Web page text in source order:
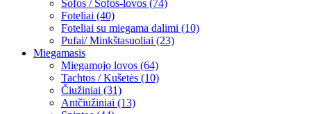
Sofos / Sofos-lovos (74)
Foteliai (40)
Foteliai su miegama dalimi (10)
Pufai/ Minkštasuoliai (23)
Miegamasis
Miegamojo lovos (64)
Tachtos / Kušetės (10)
Čiužiniai (31)
Antčiužiniai (13)